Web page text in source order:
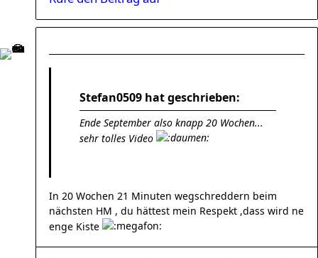
Stefan0509 hat geschrieben:
Ende September also knapp 20 Wochen...
sehr tolles Video
In 20 Wochen 21 Minuten wegschreddern beim
nächsten HM , du hättest mein Respekt ,dass wird ne
enge Kiste